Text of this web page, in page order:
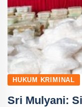
HUKUM KRIMINAL
Sri Mulyani: